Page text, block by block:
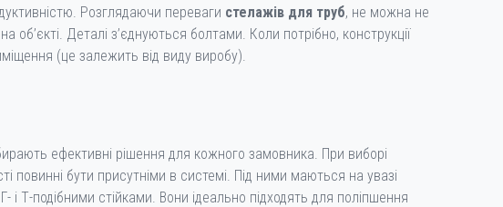
Розглядаючи переваги стелажів для труб, не можна не
Деталі з’єднуються болтами. Коли потрібно, конструкції
(це залежить від виду виробу).
ефективні рішення для кожного замовника. При виборі
повинні бути присутніми в системі. Під ними маються на увазі
Г- і Т-подібними стійками. Вони ідеально підходять для поліпшення